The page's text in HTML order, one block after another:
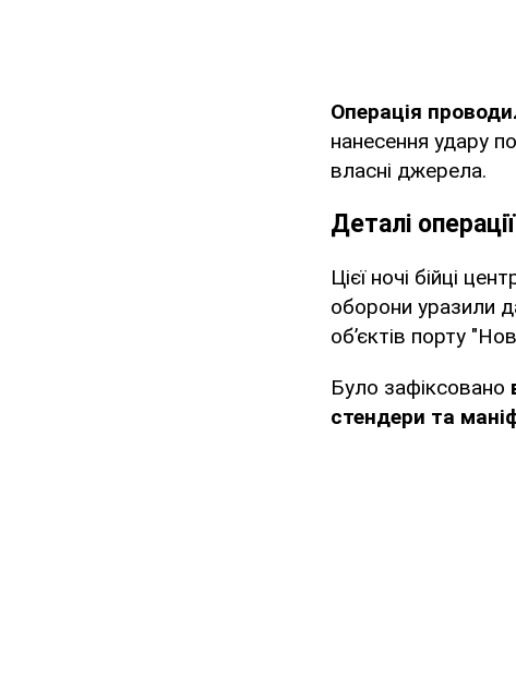
Операція
нанесення удару
власні джерела.
Деталі операції
Цієї ночі бійці
оборони уразили
об’єктів порту
Було зафіксовано
стендери та